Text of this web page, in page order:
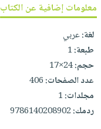
تواصل
معلومات إضافية عن الكتاب
لغة:عربي
طبعة:1
حجم:24×17
عدد الصفحات:406
مجلدات:1
ردمك:9786140208902